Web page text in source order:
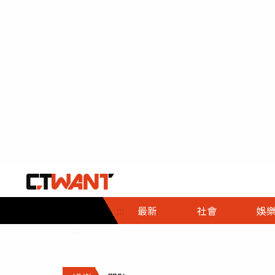
::: 最新 社會
社會首頁
時事
調查
娛樂
娛樂首頁
即時
財經首頁
熱線
政